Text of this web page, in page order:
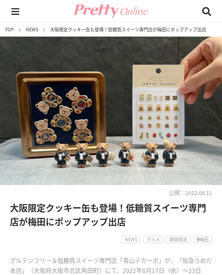
TOP NEWS 大阪限定クッキー缶も登場！低糖質スイーツ専門店が梅田にポップアップ出店
公開：2022.08.11
大阪限定クッキー缶も登場！低糖質スイーツ専門
店が梅田にポップアップ出店
NEWS グルメ 期間限定 梅田
グルテンフリー＆低糖質スイーツ専門店「青山デカーボ」が、「阪急うめだ
本店」（大阪府大阪市北区角田町）にて、2022年8月17日（水）～23日